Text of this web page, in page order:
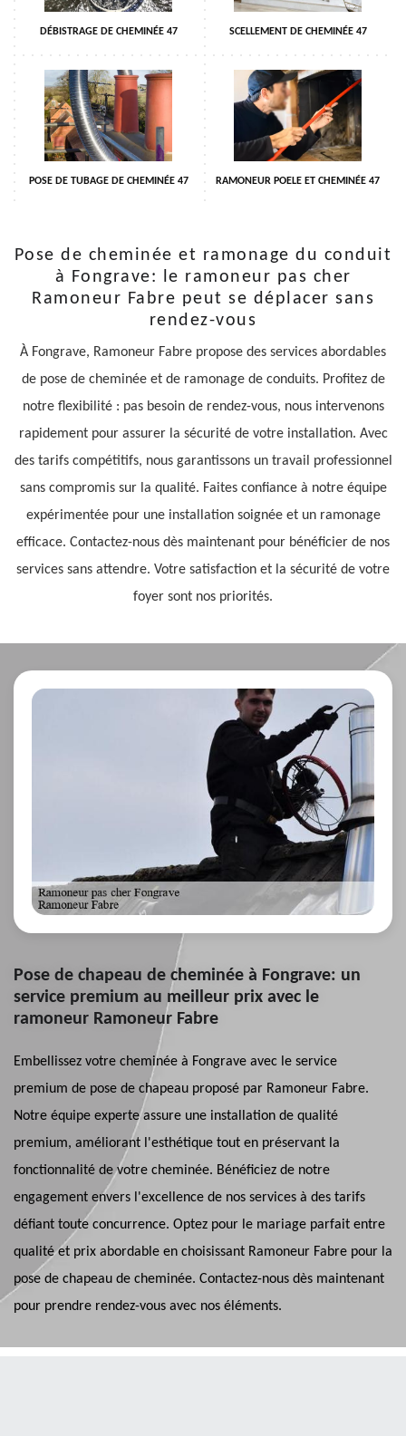
DÉBISTRAGE DE CHEMINÉE 47 SCELLEMENT DE CHEMINÉE 47
POSE DE TUBAGE DE CHEMINÉE 47 RAMONEUR POELE ET CHEMINÉE 47
Pose de cheminée et ramonage du conduit
à Fongrave: le ramoneur pas cher
Ramoneur Fabre peut se déplacer sans
rendez-vous
À Fongrave, Ramoneur Fabre propose des services abordables
de pose de cheminée et de ramonage de conduits. Profitez de
notre flexibilité : pas besoin de rendez-vous, nous intervenons
rapidement pour assurer la sécurité de votre installation. Avec
des tarifs compétitifs, nous garantissons un travail professionnel
sans compromis sur la qualité. Faites confiance à notre équipe
expérimentée pour une installation soignée et un ramonage
efficace. Contactez-nous dès maintenant pour bénéficier de nos
services sans attendre. Votre satisfaction et la sécurité de votre
foyer sont nos priorités.
Pose de chapeau de cheminée à Fongrave: un
service premium au meilleur prix avec le
ramoneur Ramoneur Fabre
Embellissez votre cheminée à Fongrave avec le service
premium de pose de chapeau proposé par Ramoneur Fabre.
Notre équipe experte assure une installation de qualité
premium, améliorant l'esthétique tout en préservant la
fonctionnalité de votre cheminée. Bénéficiez de notre
engagement envers l'excellence de nos services à des tarifs
défiant toute concurrence. Optez pour le mariage parfait entre
qualité et prix abordable en choisissant Ramoneur Fabre pour la
pose de chapeau de cheminée. Contactez-nous dès maintenant
pour prendre rendez-vous avec nos éléments.